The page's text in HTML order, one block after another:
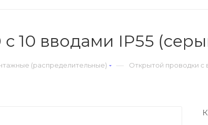
10 вводами IP55
(распределительные) — Открытой проводки с